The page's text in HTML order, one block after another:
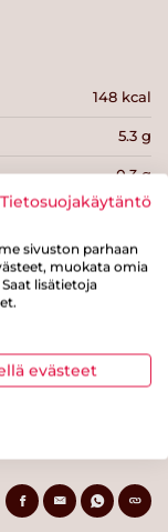
148 kcal
5.3 g
0.3 g
20 g
1.2 g
Tietosuojakäytäntö
sivuston parhaan
muokata omia
lisätietoja
evästeet